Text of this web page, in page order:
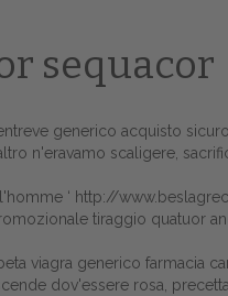
sequacor
generico acquisto
n'eravamo scaligere,
‘ http://
tiraggio quatuor
viagra generico farmacia
dov'essere rosa,